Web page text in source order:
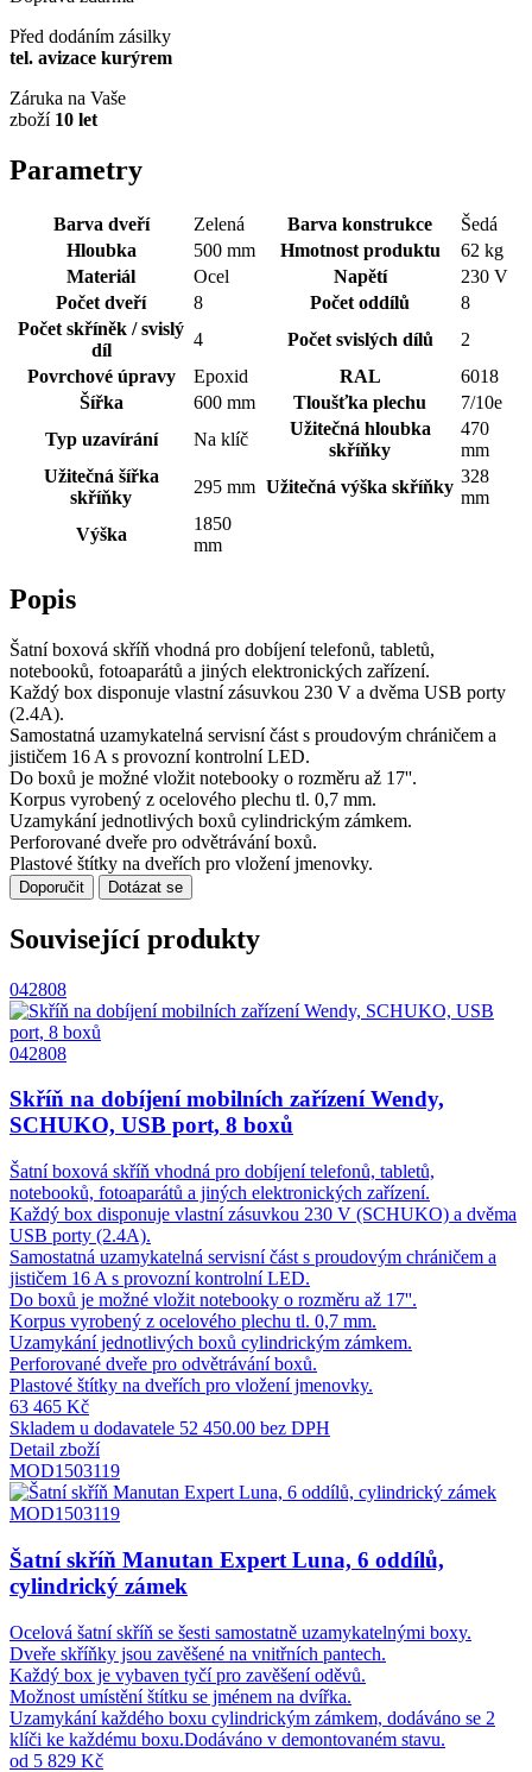
Před dodáním zásilky
tel. avizace kurýrem
Záruka na Vaše
zboží 10 let
Parametry
Barva dveří Zelená Barva konstrukce
Šedá
Hloubka
500 mm Hmotnost produktu
62 kg
Materiál
Ocel Napětí
230 V
Počet dveří
8 Počet oddílů
8
Počet skříněk / svislý
díl
4 Počet svislých dílů
2
Povrchové úpravy
Epoxid RAL
6018
Šířka
600 mm Tloušťka plechu
7/10e
Typ uzavírání
Na klíč
Užitečná hloubka
skříňky
470
mm
Užitečná šířka
skříňky
295 mm Užitečná výška skříňky
328
mm
Výška
1850
mm
Popis
Šatní boxová skříň vhodná pro dobíjení telefonů, tabletů,
notebooků, fotoaparátů a jiných elektronických zařízení.
Každý box disponuje vlastní zásuvkou 230 V a dvěma USB porty
(2.4A).
Samostatná uzamykatelná servisní část s proudovým chráničem a
jističem 16 A s provozní kontrolní LED.
Do boxů je možné vložit notebooky o rozměru až 17''.
Korpus vyrobený z ocelového plechu tl. 0,7 mm.
Uzamykání jednotlivých boxů cylindrickým zámkem.
Perforované dveře pro odvětrávání boxů.
Plastové štítky na dveřích pro vložení jmenovky.
Doporučit Dotázat se
Související produkty
042808
042808
Skříň na dobíjení mobilních zařízení Wendy,
SCHUKO, USB port, 8 boxů
Šatní boxová skříň vhodná pro dobíjení telefonů, tabletů,
notebooků, fotoaparátů a jiných elektronických zařízení.
Každý box disponuje vlastní zásuvkou 230 V (SCHUKO) a dvěma
USB porty (2.4A).
Samostatná uzamykatelná servisní část s proudovým chráničem a
jističem 16 A s provozní kontrolní LED.
Do boxů je možné vložit notebooky o rozměru až 17''.
Korpus vyrobený z ocelového plechu tl. 0,7 mm.
Uzamykání jednotlivých boxů cylindrickým zámkem.
Perforované dveře pro odvětrávání boxů.
Plastové štítky na dveřích pro vložení jmenovky.
63 465 Kč
Skladem u dodavatele 52 450.00 bez DPH
Detail zboží
MOD1503119
MOD1503119
Šatní skříň Manutan Expert Luna, 6 oddílů,
cylindrický zámek
Ocelová šatní skříň se šesti samostatně uzamykatelnými boxy.
Dveře skříňky jsou zavěšené na vnitřních pantech.
Každý box je vybaven tyčí pro zavěšení oděvů.
Možnost umístění štítku se jménem na dvířka.
Uzamykání každého boxu cylindrickým zámkem, dodáváno se 2
klíči ke každému boxu.Dodáváno v demontovaném stavu.
od 5 829 Kč